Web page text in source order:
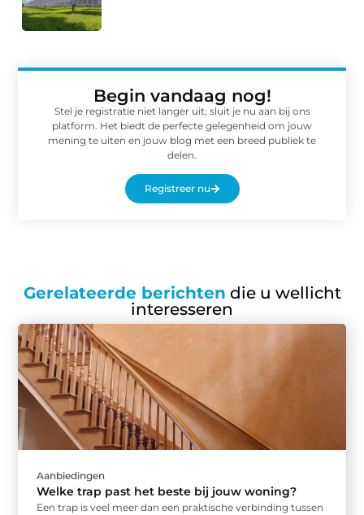
Begin vandaag nog!
Stel je registratie niet langer uit; sluit je nu aan bij ons
platform. Het biedt de perfecte gelegenheid om jouw
mening te uiten en jouw blog met een breed publiek te
delen.
Registreer nu
Gerelateerde berichten die u wellicht
interesseren
Aanbiedingen
Welke trap past het beste bij jouw woning?
Een trap is veel meer dan een praktische verbinding tussen